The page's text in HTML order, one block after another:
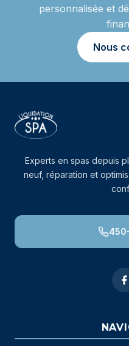
personnalisée et
Nous
Experts en spas depuis
neuf, réparation et